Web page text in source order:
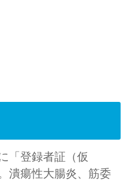
「登録者証（仮
潰瘍性大腸炎、筋委